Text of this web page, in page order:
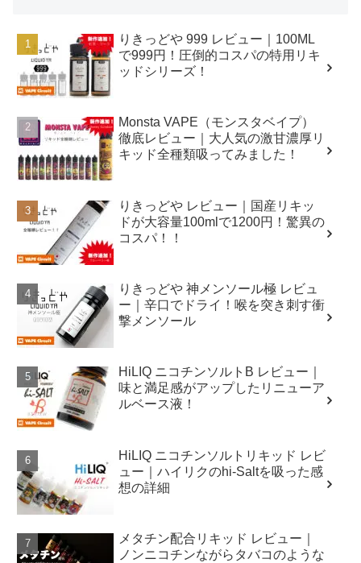
りきっどや 999 レビュー｜100ML
で999円！圧倒的コスパの特用リキ
ッドシリーズ！
Monsta VAPE（モンスタベイプ）
徹底レビュー｜大人気の激甘濃厚リ
キッド全種類吸ってみました！
りきっどや レビュー｜国産リキッ
ドが大容量100mlで1200円！驚異の
コスパ！！
りきっどや 神メンソール極 レビュ
ー｜辛口でドライ！喉を突き刺す衝
撃メンソール
HiLIQ ニコチンソルトB レビュー｜
味と満足感がアップしたリニューア
ルベース液！
HiLIQ ニコチンソルトリキッド レビ
ュー｜ハイリクのhi-Saltを吸った感
想の詳細
メタチン配合リキッド レビュー｜
ノンニコチンながらタバコのような